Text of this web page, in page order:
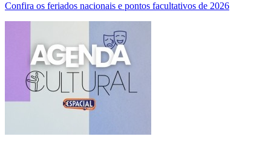
Confira os feriados nacionais e pontos facultativos de 2026